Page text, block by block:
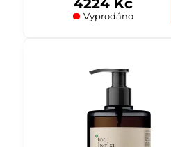
Vyprodáno
4224 Kč